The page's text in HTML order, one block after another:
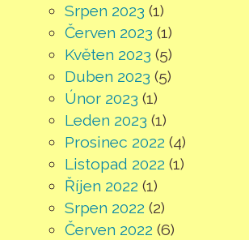
Srpen 2023 (1)
Červen 2023 (1)
Květen 2023 (5)
Duben 2023 (5)
Únor 2023 (1)
Leden 2023 (1)
Prosinec 2022 (4)
Listopad 2022 (1)
Říjen 2022 (1)
Srpen 2022 (2)
Červen 2022 (6)